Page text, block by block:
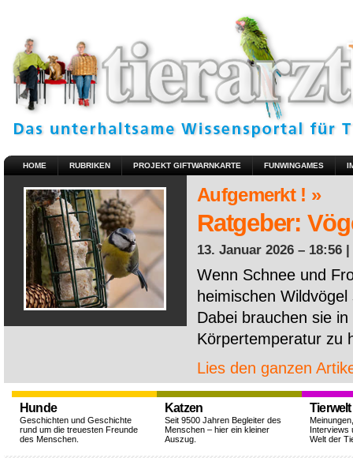
HOME RUBRIKEN PROJEKT GIFTWARNKARTE FUNWINGAMES
Aufgemerkt ! »
Ratgeber:
13. Januar 2026 – 18:56 |
Wenn Schnee und
heimischen
Dabei brauchen sie
Körpertemperatur zu
Lies den ganzen
Hunde
Geschichten und Geschichte
rund um die treuesten Freunde
des Menschen.
Katzen
Seit 9500 Jahren Begleiter des
Menschen – hier ein kleiner
Auszug.
Tierwelt
Interviews
Welt der